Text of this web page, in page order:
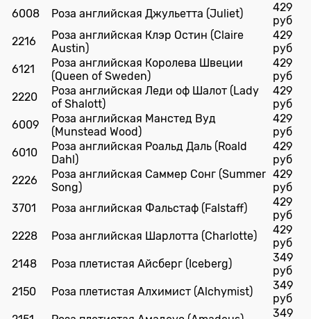
6008
Роза английская Джульетта (Juliet)
429
руб
2216
Роза английская Клэр Остин (Claire
Austin)
429
руб
6121
Роза английская Королева Швеции
(Queen of Sweden)
429
руб
2220
Роза английская Леди оф Шалот (Lady
of Shalott)
429
руб
6009
Роза английская Манстед Вуд
(Munstead Wood)
429
руб
6010
Роза английская Роальд Даль (Roald
Dahl)
429
руб
2226
Роза английская Саммер Сонг (Summer
Song)
429
руб
3701
Роза английская Фальстаф (Falstaff)
429
руб
2228
Роза английская Шарлотта (Charlotte)
429
руб
2148
Роза плетистая Айсберг (Iceberg)
349
руб
2150
Роза плетистая Алхимист (Alchymist)
349
руб
349